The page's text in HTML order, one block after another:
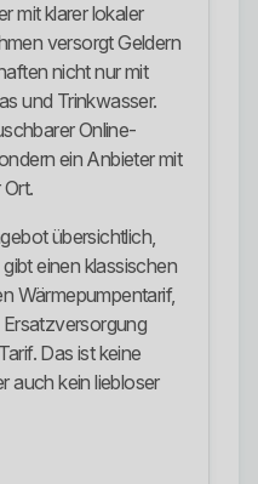
mit klarer lokaler
versorgt Geldern
nicht nur mit
und Trinkwasser.
Online-
ein Anbieter mit
übersichtlich,
einen klassischen
Wärmepumpentarif,
Das ist keine
auch kein liebloser